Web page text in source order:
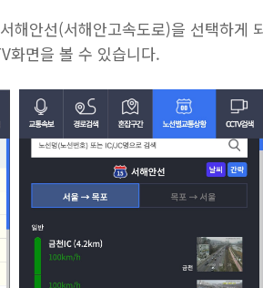
해안선(서해안고속도로)을 선택하게
화면을 볼 수 있습니다.